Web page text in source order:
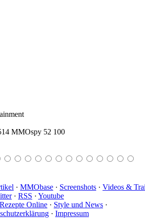
MMOspy 52 100
· MMObase · Screenshots · Videos &
· RSS · Youtube
Rezepte Online · Style und News ·
· Impressum